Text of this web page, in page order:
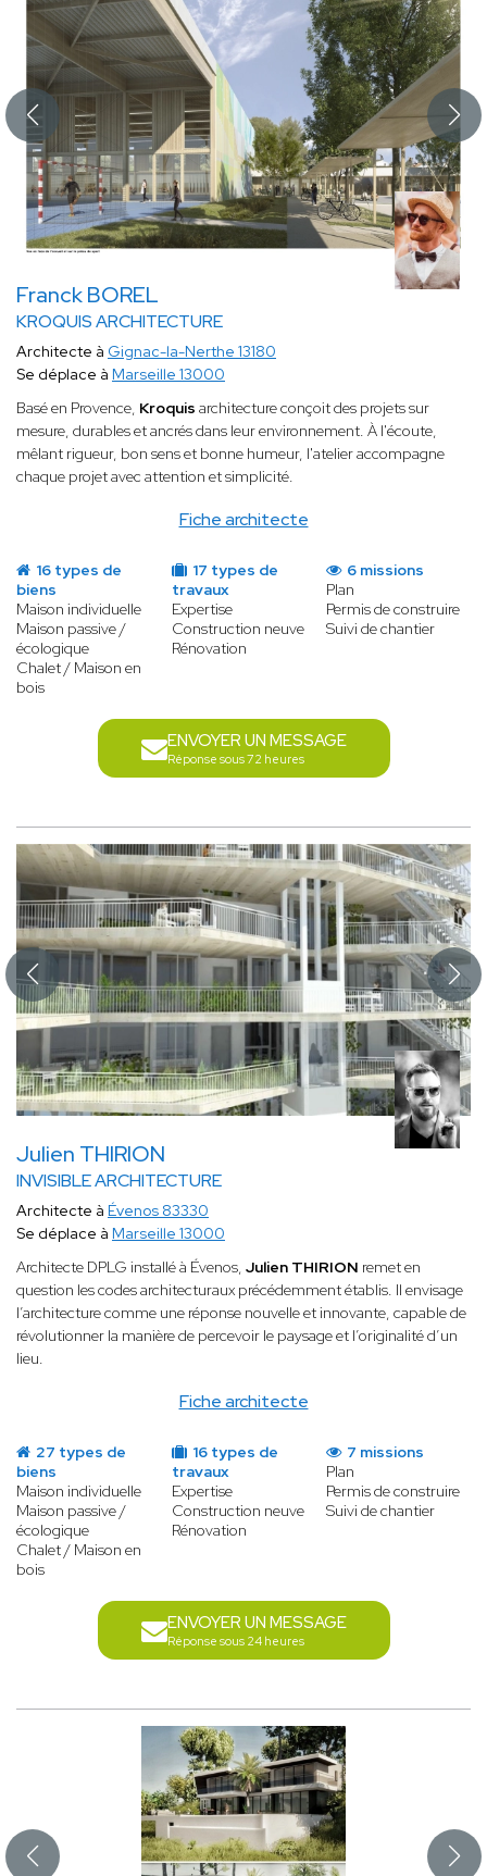
Franck BOREL
KROQUIS ARCHITECTURE
Fiche architecte
Architecte à Gignac-la-Nerthe 13180
Se déplace à Marseille 13000
Basé en Provence, Kroquis architecture conçoit des projets sur
mesure, durables et ancrés dans leur environnement. À l'écoute,
mêlant rigueur, bon sens et bonne humeur, l'atelier accompagne
chaque projet avec attention et simplicité.
16 types de
biens
Maison individuelle
Maison passive /
écologique
Chalet / Maison en
bois
17 types de
travaux
Expertise
Construction neuve
Rénovation
6 missions
Plan
Permis de construire
Suivi de chantier
ENVOYER UN MESSAGE
Réponse sous 72 heures
Julien THIRION
INVISIBLE ARCHITECTURE
Fiche architecte
Architecte à Évenos 83330
Se déplace à Marseille 13000
Architecte DPLG installé à Évenos, Julien THIRION remet en
question les codes architecturaux précédemment établis. Il envisage
l’architecture comme une réponse nouvelle et innovante, capable de
révolutionner la manière de percevoir le paysage et l’originalité d’un
lieu.
27 types de
biens
Maison individuelle
Maison passive /
écologique
Chalet / Maison en
bois
16 types de
travaux
Expertise
Construction neuve
Rénovation
7 missions
Plan
Permis de construire
Suivi de chantier
ENVOYER UN MESSAGE
Réponse sous 24 heures